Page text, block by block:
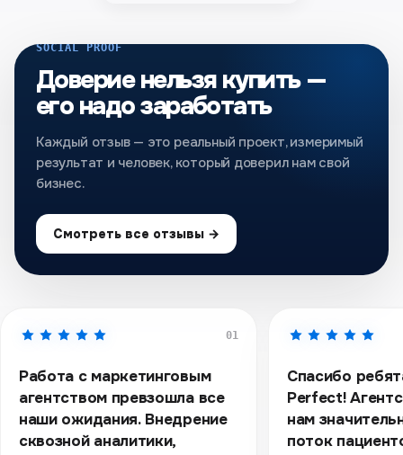
SOCIAL PROOF
Доверие нельзя купить —
его надо заработать
Каждый отзыв — это реальный проект, измеримый
результат и человек, который доверил нам свой
бизнес.
Смотреть все отзывы →
01
Работа с маркетинговым
агентством превзошла все
наши ожидания. Внедрение
сквозной аналитики,
Спасибо
Perfect!
нам
поток